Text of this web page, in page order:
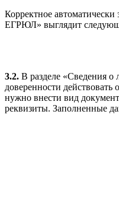
Корректное
ЕГРЮЛ» выглядит
3.2. В разделе «Сведения
доверенности
нужно внести вид
реквизиты. Заполненные